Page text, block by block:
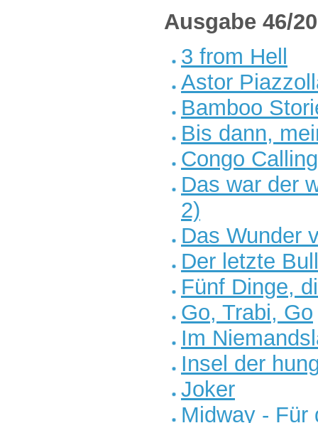
Ausgabe 46/
3 from Hell
Astor
Bamboo
Bis dann,
Congo Calling
Das war der
2)
Das Wunder
Der letzte
Fünf Dinge,
Go, Trabi, Go
Im
Insel der
Joker
Midway - Für